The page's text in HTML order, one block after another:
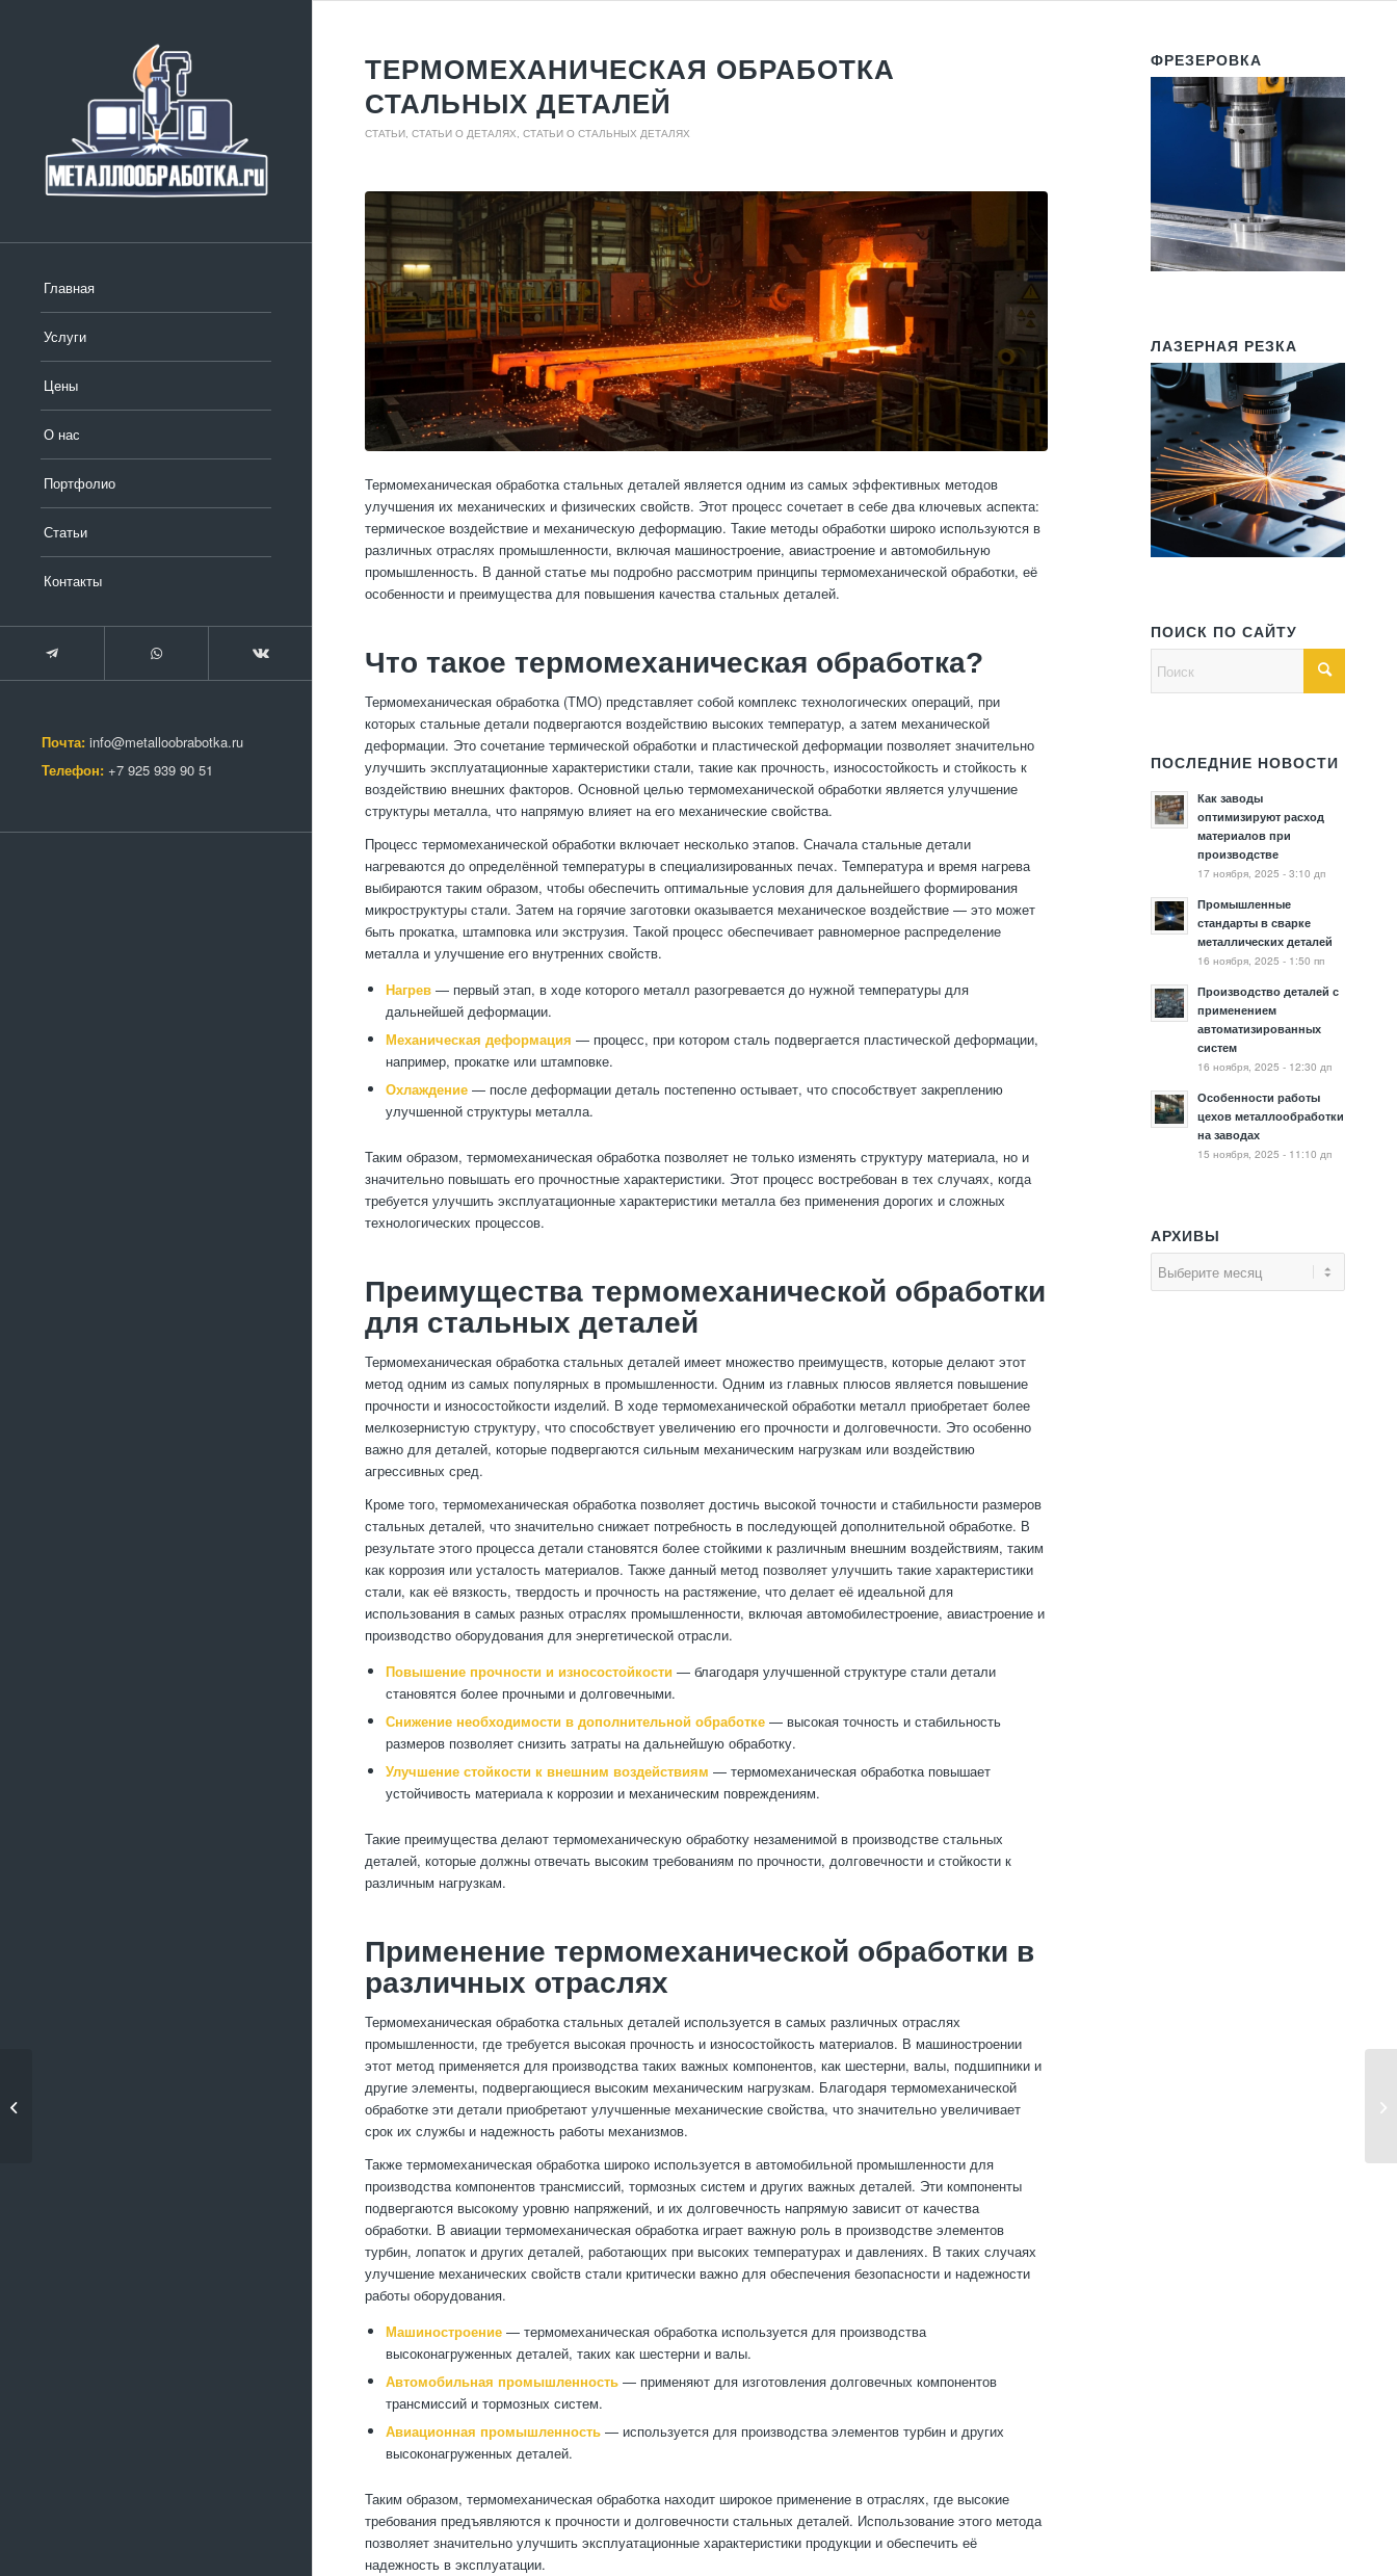
Главная
Услуги
Цены
О нас
Портфолио
Статьи
Контакты
Почта: info@metalloobrabotka.ru
Телефон: +7 925 939 90 51
ТЕРМОМЕХАНИЧЕСКАЯ ОБРАБОТКА
СТАЛЬНЫХ ДЕТАЛЕЙ
СТАТЬИ СТАТЬИ О ДЕТАЛЯХ СТАТЬИ О СТАЛЬНЫХ ДЕТАЛЯХ
Термомеханическая обработка стальных деталей является одним из самых эффективных методов
улучшения их механических и физических свойств. Этот процесс сочетает в себе два ключевых аспекта:
термическое воздействие и механическую деформацию. Такие методы обработки широко используются в
различных отраслях промышленности, включая машиностроение, авиастроение и автомобильную
промышленность. В данной статье мы подробно рассмотрим принципы термомеханической обработки, её
особенности и преимущества для повышения качества стальных деталей.
Что такое термомеханическая обработка?
Термомеханическая обработка (ТМО) представляет собой комплекс технологических операций, при
которых стальные детали подвергаются воздействию высоких температур, а затем механической
деформации. Это сочетание термической обработки и пластической деформации позволяет значительно
улучшить эксплуатационные характеристики стали, такие как прочность, износостойкость и стойкость к
воздействию внешних факторов. Основной целью термомеханической обработки является улучшение
структуры металла, что напрямую влияет на его механические свойства.
Процесс термомеханической обработки включает несколько этапов. Сначала стальные детали
нагреваются до определённой температуры в специализированных печах. Температура и время нагрева
выбираются таким образом, чтобы обеспечить оптимальные условия для дальнейшего формирования
микроструктуры стали. Затем на горячие заготовки оказывается механическое воздействие — это может
быть прокатка, штамповка или экструзия. Такой процесс обеспечивает равномерное распределение
металла и улучшение его внутренних свойств.
Нагрев — первый этап, в ходе которого металл разогревается до нужной температуры для
дальнейшей деформации.
Механическая деформация — процесс, при котором сталь подвергается пластической деформации,
например, прокатке или штамповке.
Охлаждение — после деформации деталь постепенно остывает, что способствует закреплению
улучшенной структуры металла.
Таким образом, термомеханическая обработка позволяет не только изменять структуру материала, но и
значительно повышать его прочностные характеристики. Этот процесс востребован в тех случаях, когда
требуется улучшить эксплуатационные характеристики металла без применения дорогих и сложных
технологических процессов.
Преимущества термомеханической обработки
для стальных деталей
Термомеханическая обработка стальных деталей имеет множество преимуществ, которые делают этот
метод одним из самых популярных в промышленности. Одним из главных плюсов является повышение
прочности и износостойкости изделий. В ходе термомеханической обработки металл приобретает более
мелкозернистую структуру, что способствует увеличению его прочности и долговечности. Это особенно
важно для деталей, которые подвергаются сильным механическим нагрузкам или воздействию
агрессивных сред.
Кроме того, термомеханическая обработка позволяет достичь высокой точности и стабильности размеров
стальных деталей, что значительно снижает потребность в последующей дополнительной обработке. В
результате этого процесса детали становятся более стойкими к различным внешним воздействиям, таким
как коррозия или усталость материалов. Также данный метод позволяет улучшить такие характеристики
стали, как её вязкость, твердость и прочность на растяжение, что делает её идеальной для
использования в самых разных отраслях промышленности, включая автомобилестроение, авиастроение и
производство оборудования для энергетической отрасли.
Повышение прочности и износостойкости — благодаря улучшенной структуре стали детали
становятся более прочными и долговечными.
Снижение необходимости в дополнительной обработке — высокая точность и стабильность
размеров позволяет снизить затраты на дальнейшую обработку.
Улучшение стойкости к внешним воздействиям — термомеханическая обработка повышает
устойчивость материала к коррозии и механическим повреждениям.
Такие преимущества делают термомеханическую обработку незаменимой в производстве стальных
деталей, которые должны отвечать высоким требованиям по прочности, долговечности и стойкости к
различным нагрузкам.
Применение термомеханической обработки в
различных отраслях
Термомеханическая обработка стальных деталей используется в самых различных отраслях
промышленности, где требуется высокая прочность и износостойкость материалов. В машиностроении
этот метод применяется для производства таких важных компонентов, как шестерни, валы, подшипники и
другие элементы, подвергающиеся высоким механическим нагрузкам. Благодаря термомеханической
обработке эти детали приобретают улучшенные механические свойства, что значительно увеличивает
срок их службы и надежность работы механизмов.
Также термомеханическая обработка широко используется в автомобильной промышленности для
производства компонентов трансмиссий, тормозных систем и других важных деталей. Эти компоненты
подвергаются высокому уровню напряжений, и их долговечность напрямую зависит от качества
обработки. В авиации термомеханическая обработка играет важную роль в производстве элементов
турбин, лопаток и других деталей, работающих при высоких температурах и давлениях. В таких случаях
улучшение механических свойств стали критически важно для обеспечения безопасности и надежности
работы оборудования.
Машиностроение — термомеханическая обработка используется для производства
высоконагруженных деталей, таких как шестерни и валы.
Автомобильная промышленность — применяют для изготовления долговечных компонентов
трансмиссий и тормозных систем.
Авиационная промышленность — используется для производства элементов турбин и других
высоконагруженных деталей.
Таким образом, термомеханическая обработка находит широкое применение в отраслях, где высокие
требования предъявляются к прочности и долговечности стальных деталей. Использование этого метода
позволяет значительно улучшить эксплуатационные характеристики продукции и обеспечить её
надежность в эксплуатации.
ФРЕЗЕРОВКА
ЛАЗЕРНАЯ РЕЗКА
ПОИСК ПО САЙТУ
ПОСЛЕДНИЕ НОВОСТИ
Как заводы
оптимизируют расход
материалов при
производстве
17 ноября, 2025 - 3:10 дп
Промышленные
стандарты в сварке
металлических деталей
16 ноября, 2025 - 1:50 пп
Производство деталей с
применением
автоматизированных
систем
16 ноября, 2025 - 12:30 дп
Особенности работы
цехов металлообработки
на заводах
15 ноября, 2025 - 11:10 дп
АРХИВЫ